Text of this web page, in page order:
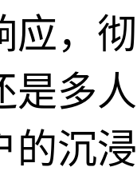
应，
是多
的沉